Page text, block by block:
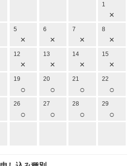
1
×
5
×
6
×
7
×
8
×
12
×
13
×
14
×
15
×
19
○
20
○
21
○
22
○
26
○
27
○
28
○
29
○